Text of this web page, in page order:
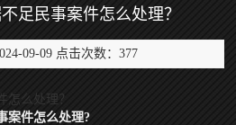
足民事案件怎么处理？
09-09 点击次数：377
怎么处理？
案件怎么处理?